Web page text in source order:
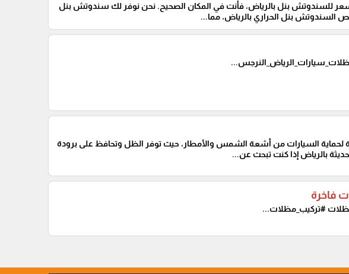
للسندوتش بنل بالرياض، فأنت في المكان الصحيح. نحن نوفر لك سندوتش بنل
السندوتش بنل الحراري بالرياض، مما...
لحماية السيارات من أشعة الشمس والأمطار، حيث توفر الظل وتحافظ على برودة
بالرياض إذا كنت تبحث عن...
فاخرة
#تركيب_مظلات...